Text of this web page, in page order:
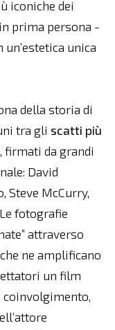
iconiche dei
prima persona -
unica
della storia di
tra gli scatti più
, firmati da grandi
David
Steve McCurry,
fotografie
attraverso
ne amplificano
un film
coinvolgimento,